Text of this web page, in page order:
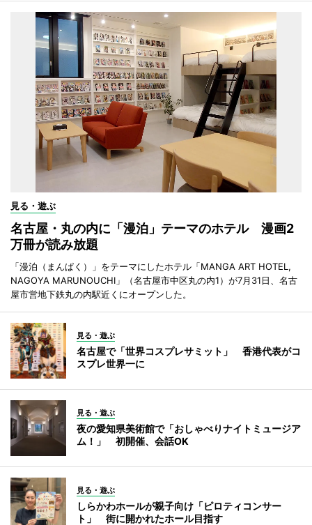
見る・遊ぶ
名古屋・丸の内に「漫泊」テーマのホテル 漫画2
万冊が読み放題
「漫泊（まんぱく）」をテーマにしたホテル「MANGA ART HOTEL,
NAGOYA MARUNOUCHI」（名古屋市中区丸の内1）が7月31日、名古
屋市営地下鉄丸の内駅近くにオープンした。
見る・遊ぶ
名古屋で「世界コスプレサミット」 香港代表がコ
スプレ世界一に
見る・遊ぶ
夜の愛知県美術館で「おしゃべりナイトミュージア
ム！」 初開催、会話OK
見る・遊ぶ
しらかわホールが親子向け「ピロティコンサー
ト」 街に開かれたホール目指す